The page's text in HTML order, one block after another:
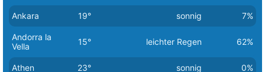
Ankara 19° sonnig 7%
Andorra la
Vella
15° leichter Regen 62%
Athen 23° sonnig 0%